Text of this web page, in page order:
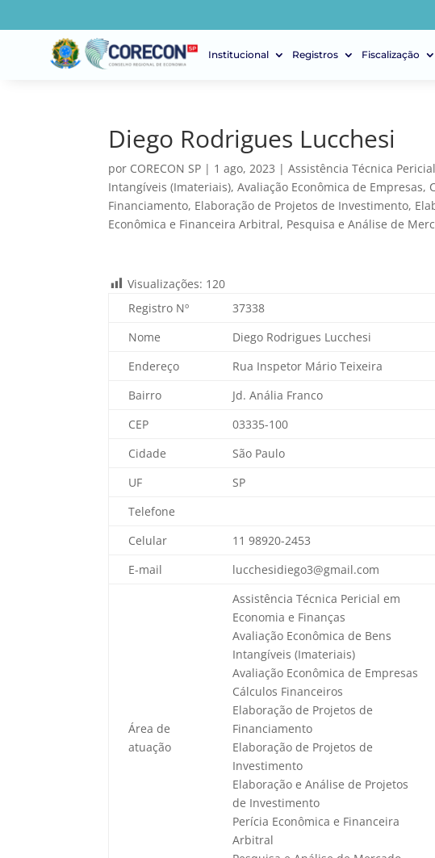
Institucional Registros Fiscalização
Diego Rodrigues Lucchesi
por CORECON SP | 1 ago, 2023 |Assistência Técnica
Intangíveis (Imateriais),Avaliação Econômica de Empresas,
Financiamento, Elaboração de Projetos de Investimento,
Econômica e Financeira Arbitral, Pesquisa e Análise de
Visualizações: 120
Registro Nº
37338
Nome
Diego Rodrigues Lucchesi
Endereço
Rua Inspetor Mário Teixeira
Bairro
Jd. Anália Franco
CEP
03335-100
Cidade
São Paulo
UF
SP
Telefone
Celular
11 98920-2453
E-mail
lucchesidiego3@gmail.com
Área de
atuação
Assistência Técnica Pericial em
Economia e Finanças
Avaliação Econômica de Bens
Intangíveis (Imateriais)
Avaliação Econômica de Empresas
Cálculos Financeiros
Elaboração de Projetos de
Financiamento
Elaboração de Projetos de
Investimento
Elaboração e Análise de Projetos
de Investimento
Perícia Econômica e Financeira
Arbitral